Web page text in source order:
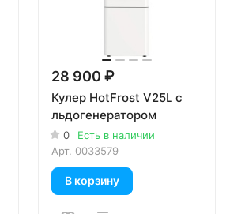
28 900 ₽
Кулер HotFrost V25L с
льдогенератором
0
Есть в наличии
Арт. 0033579
В корзину